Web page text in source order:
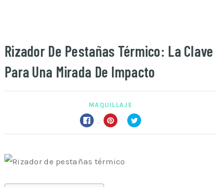
Rizador De Pestañas Térmico: La Clave
Para Una Mirada De Impacto
MAQUILLAJE